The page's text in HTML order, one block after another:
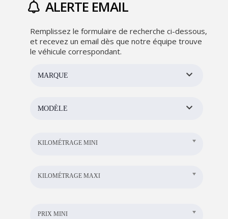
ALERTE EMAIL
Remplissez le formulaire de recherche ci-dessous,
et recevez un email dès que notre équipe trouve
le véhicule correspondant.
MARQUE
MODÈLE
KILOMÉTRAGE MINI
KILOMÉTRAGE MAXI
PRIX MINI